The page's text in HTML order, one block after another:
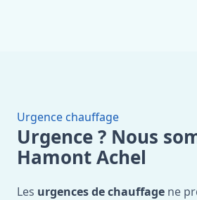
Urgence chauffage
Urgence ? Nous
Hamont Achel
Les urgences de chauffage ne